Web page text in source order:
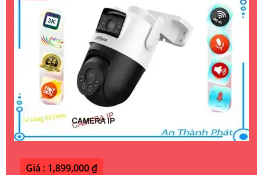
Giá : 1,899,000 ₫